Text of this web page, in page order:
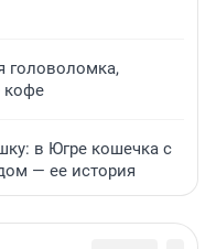
головоломка,
кофе
в Югре кошечка с
— ее история